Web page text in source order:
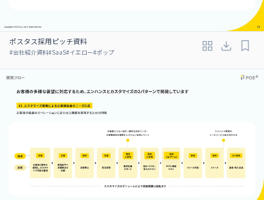
ポスタス採用ピッチ資料
#会社紹介資料#SaaS#イエロー#ポップ